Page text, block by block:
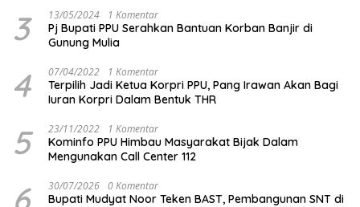
3 13/05/2024 1 Komentar
Pj Bupati PPU Serahkan Bantuan Korban Banjir di
Gunung Mulia
4 07/04/2022 1 Komentar
Terpilih Jadi Ketua Korpri PPU, Pang Irawan Akan Bagi
Iuran Korpri Dalam Bentuk THR
5 23/11/2022 1 Komentar
Kominfo PPU Himbau Masyarakat Bijak Dalam
Mengunakan Call Center 112
30/07/2026 0 Komentar
Bupati Mudyat Noor Teken BAST, Pembangunan SNT di